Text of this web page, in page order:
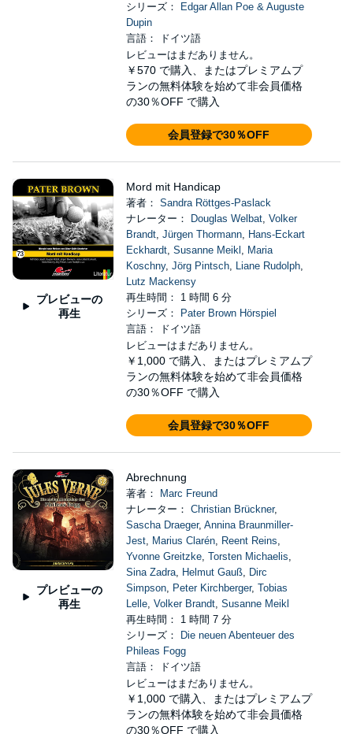
シリーズ：
Edgar Allan Poe & Auguste
Dupin
言語： ドイツ語
レビューはまだありません。
￥570 で購入、またはプレミアムプ
ランの無料体験を始めて非会員価格
の30％OFF で購入
会員登録で30％OFF
プレビューの
再生
Mord mit Handicap
著者： Sandra Röttges-Paslack
ナレーター：
Douglas Welbat, Volker
Brandt, Jürgen Thormann, Hans-Eckart
Eckhardt, Susanne Meikl , Maria
Koschny, Jörg Pintsch, Liane Rudolph,
Lutz Mackensy
再生時間： 1 時間 6 分
シリーズ：
Pater Brown Hörspiel
言語： ドイツ語
レビューはまだありません。
￥1,000 で購入、またはプレミアムプ
ランの無料体験を始めて非会員価格
の30％OFF で購入
会員登録で30％OFF
プレビューの
再生
Abrechnung
著者：
Marc Freund
ナレーター： Christian Brückner,
Sascha Draeger, Annina Braunmiller-
Jest, Marius Clarén, Reent Reins,
Yvonne Greitzke, Torsten Michaelis,
Sina Zadra, Helmut Gauß, Dirc
Simpson, Peter Kirchberger, Tobias
Lelle, Volker Brandt, Susanne Meikl
再生時間： 1 時間 7 分
シリーズ：
Die neuen Abenteuer des
Phileas Fogg
言語： ドイツ語
レビューはまだありません。
￥1,000 で購入、またはプレミアムプ
ランの無料体験を始めて非会員価格
の30％OFF で購入